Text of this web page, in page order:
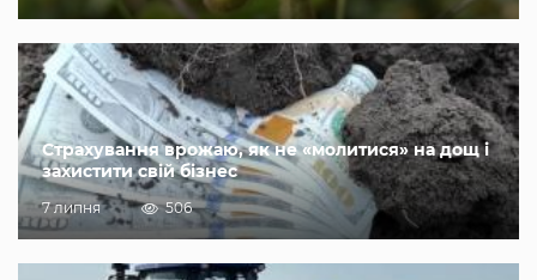
Страхування врожаю, як не «молитися» на дощ і
захистити свій бізнес
7 липня 506